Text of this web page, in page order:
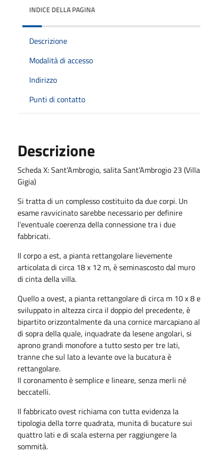
INDICE DELLA PAGINA
Descrizione
Modalità di accesso
Indirizzo
Punti di contatto
Descrizione
Scheda X: Sant’Ambrogio, salita Sant’Ambrogio 23 (Villa
Gigia)
Si tratta di un complesso costituito da due corpi. Un
esame ravvicinato sarebbe necessario per definire
l’eventuale coerenza della connessione tra i due
fabbricati.
Il corpo a est, a pianta rettangolare lievemente
articolata di circa 18 x 12 m, è seminascosto dal muro
di cinta della villa.
Quello a ovest, a pianta rettangolare di circa m 10 x 8 e
sviluppato in altezza circa il doppio del precedente, è
bipartito orizzontalmente da una cornice marcapiano al
di sopra della quale, inquadrate da lesene angolari, si
aprono grandi monofore a tutto sesto per tre lati,
tranne che sul lato a levante ove la bucatura è
rettangolare.
Il coronamento è semplice e lineare, senza merli né
beccatelli.
Il fabbricato ovest richiama con tutta evidenza la
tipologia della torre quadrata, munita di bucature sui
quattro lati e di scala esterna per raggiungere la
sommità.